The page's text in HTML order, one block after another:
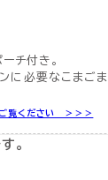
チ付き。
ンに必要なこまご
覧ください ＞＞＞
。